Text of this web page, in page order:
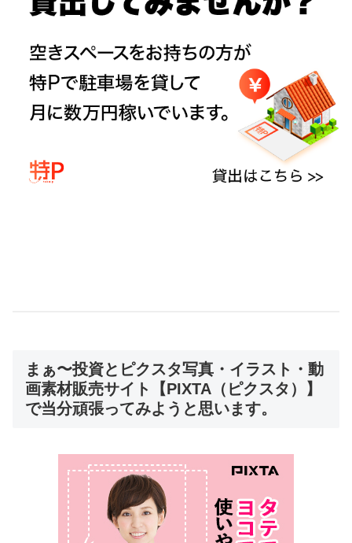
まぁ〜投資とピクスタ写真・イラスト・動
画素材販売サイト【PIXTA（ピクスタ）】
で当分頑張ってみようと思います。